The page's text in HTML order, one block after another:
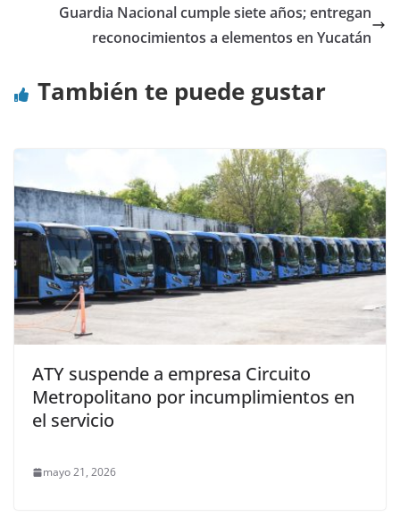
Guardia Nacional cumple siete años; entregan
reconocimientos a elementos en Yucatán
También te puede gustar
ATY suspende a empresa Circuito
Metropolitano por incumplimientos en
el servicio
mayo 21, 2026